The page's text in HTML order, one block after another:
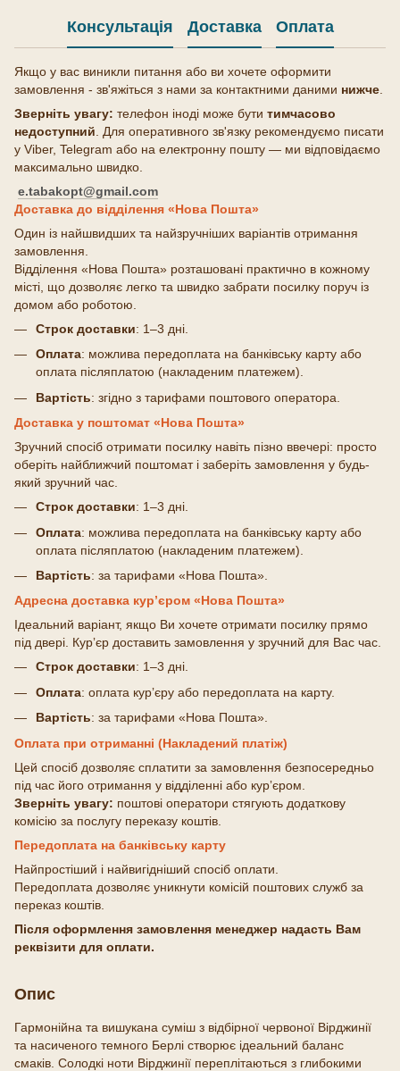
Консультація Доставка Оплата
Якщо у вас виникли питання або ви хочете оформити
замовлення - зв'яжіться з нами за контактними даними нижче
Зверніть увагу: телефон іноді може бути тимчасово
недоступний . Для оперативного зв'язку рекомендуємо писати
у Viber, Telegram або на електронну пошту — ми відповідаємо
максимально швидко.
e.tabakopt@gmail.com
Доставка до відділення «Нова Пошта»
Один із найшвидших та найзручніших варіантів отримання
замовлення.
Відділення «Нова Пошта» розташовані практично в кожному
місті, що дозволяє легко та швидко забрати посилку поруч із
домом або роботою.
Строк доставки: 1–3 дні.
Оплата: можлива передоплата на банківську карту або
оплата післяплатою (накладеним платежем).
Вартість: згідно з тарифами поштового оператора.
Доставка у поштомат «Нова Пошта»
Зручний спосіб отримати посилку навіть пізно ввечері: просто
оберіть найближчий поштомат і заберіть замовлення у будь-
який зручний час.
Строк доставки: 1–3 дні.
Оплата: можлива передоплата на банківську карту або
оплата післяплатою (накладеним платежем).
Вартість: за тарифами «Нова Пошта».
Адресна доставка курʼєром «Нова Пошта»
Ідеальний варіант, якщо Ви хочете отримати посилку прямо
під двері. Курʼєр доставить замовлення у зручний для Вас час.
Строк доставки: 1–3 дні.
Оплата: оплата курʼєру або передоплата на карту.
Вартість: за тарифами «Нова Пошта».
Оплата при отриманні (Накладений платіж)
Цей спосіб дозволяє сплатити за замовлення безпосередньо
під час його отримання у відділенні або курʼєром.
Зверніть увагу: поштові оператори стягують додаткову
комісію за послугу переказу коштів.
Передоплата на банківську карту
Найпростіший і найвигідніший спосіб оплати.
Передоплата дозволяє уникнути комісій поштових служб за
переказ коштів.
Після оформлення замовлення менеджер надасть Вам
реквізити для оплати.
Опис
Гармонійна та вишукана суміш з відбірної червоної Вірджинії
та насиченого темного Берлі створює ідеальний баланс
смаків. Солодкі ноти Вірджинії переплітаються з глибокими